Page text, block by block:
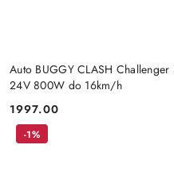
Auto BUGGY CLASH
24V 800W do 16km/h
Cena:
1997.00
-1%